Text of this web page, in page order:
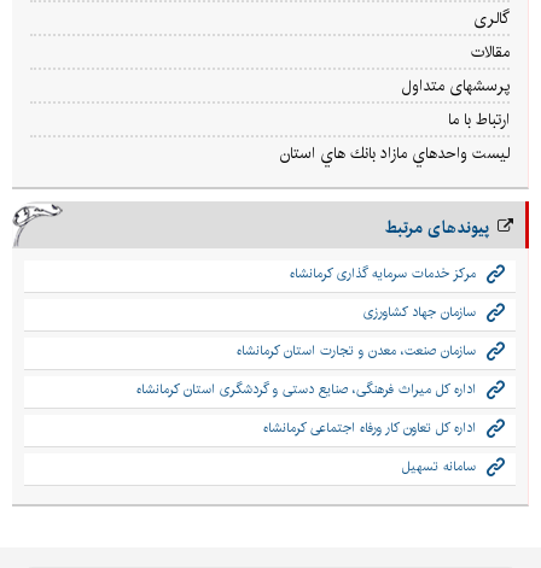
گالری
مقالات
پرسشهای متداول
ارتباط با ما
ليست واحدهاي مازاد بانك هاي استان
پیوندهای مرتبط
مرکز خدمات سرمایه گذاری کرمانشاه
سازمان جهاد کشاورزی
سازمان صنعت، معدن و تجارت استان کرمانشاه
اداره کل میراث فرهنگی، صنایع دستی و گردشگری استان کرمانشاه
اداره کل تعاون کار ورفاه اجتماعی کرمانشاه
سامانه تسهیل